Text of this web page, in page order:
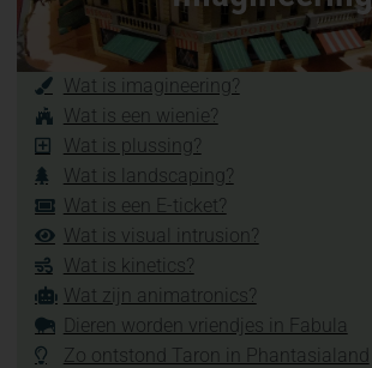
Wat is imagineering?
Wat is een wienie?
Wat is plussing?
Wat is landscaping?
Wat is een E-ticket?
Wat is visual intrusion?
Wat is kinetics?
Wat zijn animatronics?
Dieren worden vriendjes in Fabula
Zo ontstond Taron in Phantasialand